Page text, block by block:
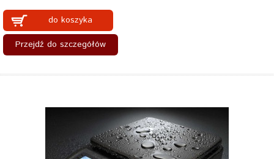
do koszyka
Przejdź do szczegółów